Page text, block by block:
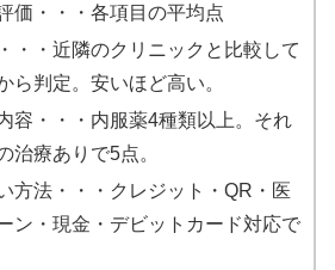
価・・・各項目の平均点
・・近隣のクリニックと比較して
ら判定。安いほど高い。
容・・・内服薬4種類以上。それ
治療ありで5点。
方法・・・クレジット・QR・医
ン・現金・デビットカード対応で